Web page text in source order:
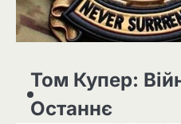
Том Купер:
Останнє